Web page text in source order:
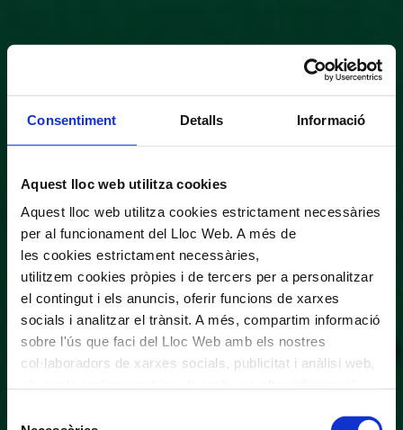
Consentiment Detalls Informació
Aquest lloc web utilitza cookies
Aquest lloc web utilitza cookies estrictament necessàries
per al funcionament del Lloc Web. A més de
les cookies estrictament necessàries,
utilitzem cookies pròpies i de tercers per a personalitzar
el contingut i els anuncis, oferir funcions de xarxes
socials i analitzar el trànsit. A més, compartim informació
sobre l'ús que faci del Lloc Web amb els nostres
col·laboradors de xarxes socials, publicitat i anàlisi web,